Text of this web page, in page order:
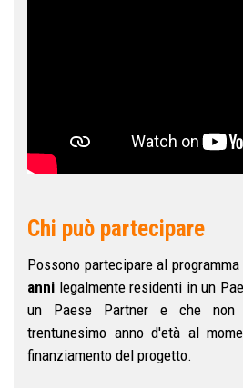
Chi può partecipare
Possono partecipare al programma
anni legalmente residenti in un
un Paese Partner e che non
trentunesimo anno d'età al
finanziamento del progetto.